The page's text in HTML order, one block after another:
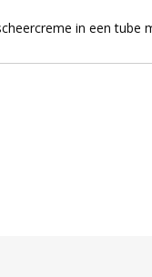
in een tube